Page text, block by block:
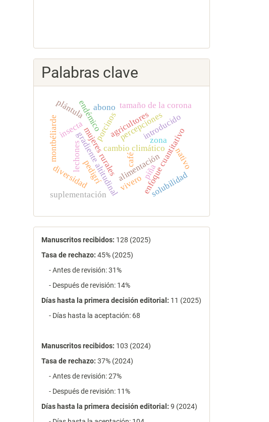
Palabras clave
mujeres ruralespercepciones
cambio climático
gradiente altitudinal enfoque cuantitativo
agricultores
alimentación
suplementación
porcinos
lechones
diversidad
insectaendémico
nativo
introducido
tamaño de la corona
piña
montbéliarde
pedigrí solubilidad
café
abono
plántula
vivero
zona
estadísticas
Manuscritos recibidos: 128 (2025)
Tasa de rechazo: 45% (2025)
- Antes de revisión: 31%
- Después de revisión: 14%
Días hasta la primera decisión editorial: 11 (2025)
- Días hasta la aceptación: 68
Manuscritos recibidos: 103 (2024)
Tasa de rechazo: 37% (2024)
- Antes de revisión: 27%
- Después de revisión: 11%
Días hasta la primera decisión editorial: 9 (2024)